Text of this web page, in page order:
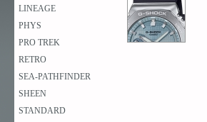
LINEAGE
PHYS
PRO TREK
RETRO
SEA-PATHFINDER
SHEEN
STANDARD